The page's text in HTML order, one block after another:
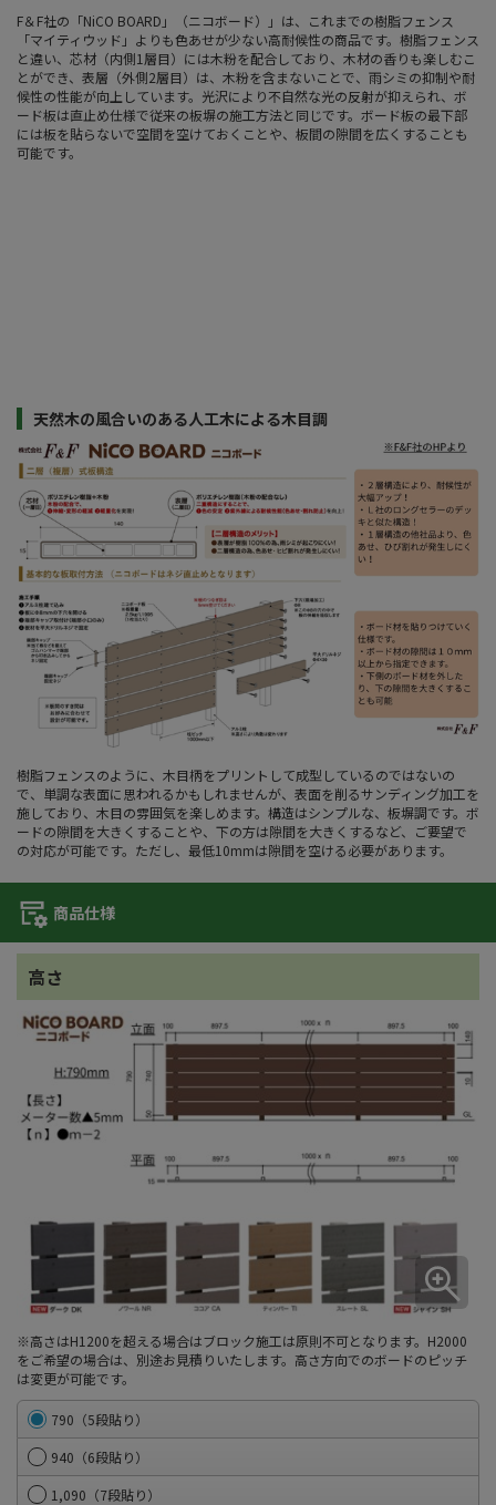
F＆F社の「NiCO BOARD」（ニコボード）」は、これまでの樹脂フェンス
「マイティウッド」よりも色あせが少ない高耐候性の商品です。樹脂フェンス
と違い、芯材（内側1層目）には木粉を配合しており、木材の香りも楽しむこ
とができ、表層（外側2層目）は、木粉を含まないことで、雨シミの抑制や耐
候性の性能が向上しています。光沢により不自然な光の反射が抑えられ、ボ
ード板は直止め仕様で従来の板塀の施工方法と同じです。ボード板の最下部
には板を貼らないで空間を空けておくことや、板間の隙間を広くすることも
可能です。
天然木の風合いのある人工木による木目調
樹脂フェンスのように、木目柄をプリントして成型しているのではないの
で、単調な表面に思われるかもしれませんが、表面を削るサンディング加工を
施しており、木目の雰囲気を楽しめます。構造はシンプルな、板塀調です。ボ
ードの隙間を大きくすることや、下の方は隙間を大きくするなど、ご要望で
の対応が可能です。ただし、最低10mmは隙間を空ける必要があります。
商品仕様
高さ
※高さはH1200を超える場合はブロック施工は原則不可となります。H2000
をご希望の場合は、別途お見積りいたします。高さ方向でのボードのピッチ
は変更が可能です。
790（5段貼り）
940（6段貼り）
1,090（7段貼り）